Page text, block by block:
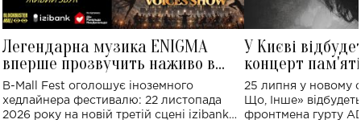
Легендарна музика ENIGMA
вперше прозвучить наживо в
Україні: де відбудеться концерт
B-Mall Fest оголошує іноземного
хедлайнера фестивалю: 22 листопада
2026 року на новій третій сцені izibank
У Києві
концерт
Клименка:
виконають
25 липня у новому
Що, Інше»
фронтмена гурту